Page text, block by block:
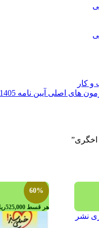
کار
آیین نامه 1405 قبولی 100%
اخگری”
هر قسط525,000
60%